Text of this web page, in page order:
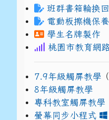
班群書箱輪換
電動板擦機保
學生名牌製作
桃園市教育網
7.9年級觸屏教學 （
8年級觸屏教學
專科教室觸屏教學
螢幕同步小程式